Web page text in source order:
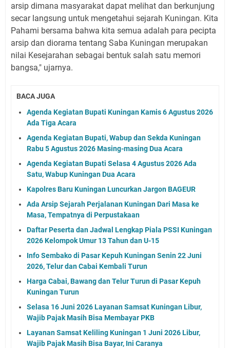
arsip dimana masyarakat dapat melihat dan berkunjung
secar langsung untuk mengetahui sejarah Kuningan. Kita
Pahami bersama bahwa kita semua adalah para pecipta
arsip dan diorama tentang Saba Kuningan merupakan
nilai Kesejarahan sebagai bentuk salah satu memori
bangsa," ujarnya.
BACA JUGA
Agenda Kegiatan Bupati Kuningan Kamis 6 Agustus 2026
Ada Tiga Acara
Agenda Kegiatan Bupati, Wabup dan Sekda Kuningan
Rabu 5 Agustus 2026 Masing-masing Dua Acara
Agenda Kegiatan Bupati Selasa 4 Agustus 2026 Ada
Satu, Wabup Kuningan Dua Acara
Kapolres Baru Kuningan Luncurkan Jargon BAGEUR
Ada Arsip Sejarah Perjalanan Kuningan Dari Masa ke
Masa, Tempatnya di Perpustakaan
Daftar Peserta dan Jadwal Lengkap Piala PSSI Kuningan
2026 Kelompok Umur 13 Tahun dan U-15
Info Sembako di Pasar Kepuh Kuningan Senin 22 Juni
2026, Telur dan Cabai Kembali Turun
Harga Cabai, Bawang dan Telur Turun di Pasar Kepuh
Kuningan Turun
Selasa 16 Juni 2026 Layanan Samsat Kuningan Libur,
Wajib Pajak Masih Bisa Membayar PKB
Layanan Samsat Keliling Kuningan 1 Juni 2026 Libur,
Wajib Pajak Masih Bisa Bayar, Ini Caranya